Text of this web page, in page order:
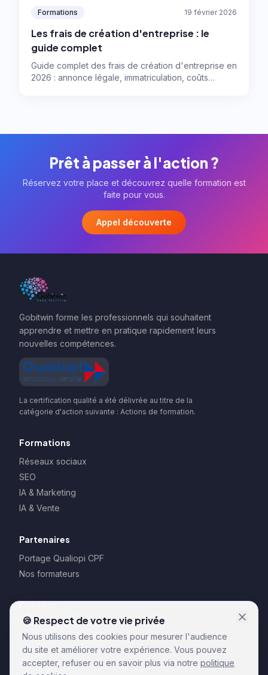
Formations 19 février 2026
Les frais de création d'entreprise : le
guide complet
Guide complet des frais de création d'entreprise en
2026 : annonce légale, immatriculation, coûts
Prêt à passer à l'action ?
Réservez votre place et découvrez quelle formation est
faite pour vous.
Appel découverte
Gobitwin forme les professionnels qui souhaitent
apprendre et mettre en pratique rapidement leurs
nouvelles compétences.
La certification qualité a été délivrée au titre de la
catégorie d'action suivante : Actions de formation.
Formations
Réseaux sociaux
SEO
IA & Marketing
IA & Vente
Partenaires
Portage Qualiopi CPF
Nos formateurs
128 rue la Boétie
75008 Paris – France
CGV
🍪 Respect de votre vie privée
Nous utilisons des cookies pour mesurer l'audience
du site et améliorer votre expérience. Vous pouvez
accepter, refuser ou en savoir plus via notre politique